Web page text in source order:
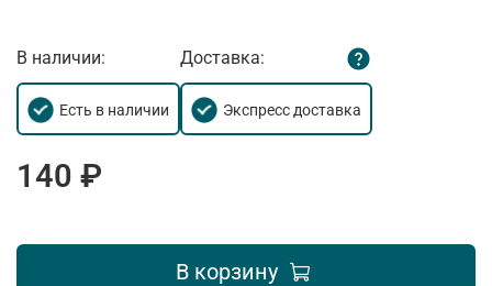
В наличии:
Есть в наличии
Доставка:
Экспресс доставка
140 ₽
В корзину